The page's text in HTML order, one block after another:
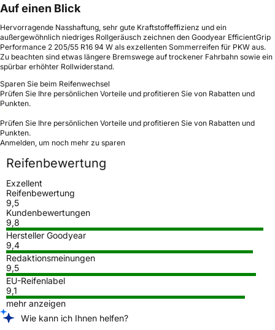
Auf einen Blick
Hervorragende Nasshaftung, sehr gute Kraftstoffeffizienz und ein
außergewöhnlich niedriges Rollgeräusch zeichnen den Goodyear EfficientGrip
Performance 2 205/55 R16 94 W als exzellenten Sommerreifen für PKW aus.
Zu beachten sind etwas längere Bremswege auf trockener Fahrbahn sowie ein
spürbar erhöhter Rollwiderstand.
Sparen Sie beim Reifenwechsel
Prüfen Sie Ihre persönlichen Vorteile und profitieren Sie von Rabatten und
Punkten.
Prüfen Sie Ihre persönlichen Vorteile und profitieren Sie von Rabatten und
Punkten.
Anmelden, um noch mehr zu sparen
Reifenbewertung
Exzellent
Reifenbewertung
9,5
Kundenbewertungen
9,8
Hersteller Goodyear
9,4
Redaktionsmeinungen
9,5
EU-Reifenlabel
9,1
mehr anzeigen
Wie kann ich Ihnen helfen?